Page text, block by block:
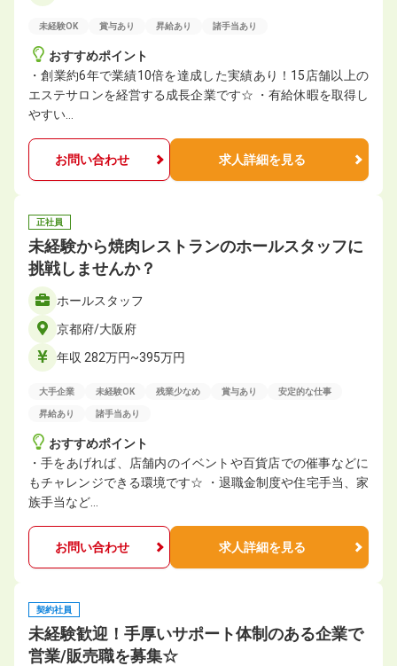
未経験OK 賞与あり 昇給あり 諸手当あり
おすすめポイント
・創業約6年で業績10倍を達成した実績あり！15店舗以上の
エステサロンを経営する成長企業です☆ ・有給休暇を取得し
やすい…
お問い合わせ 求人詳細を見る
正社員
未経験から焼肉レストランのホールスタッフに
挑戦しませんか？
ホールスタッフ
京都府/大阪府
年収 282万円~395万円
大手企業 未経験OK 残業少なめ 賞与あり 安定的な仕事
昇給あり 諸手当あり
おすすめポイント
・手をあげれば、店舗内のイベントや百貨店での催事などに
もチャレンジできる環境です☆ ・退職金制度や住宅手当、家
族手当など…
お問い合わせ 求人詳細を見る
契約社員
未経験歓迎！手厚いサポート体制のある企業で
営業/販売職を募集☆